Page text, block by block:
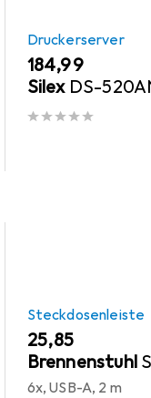
Druckerserver
EUR
184,99
Silex DS-
Steckdosenleiste
EUR
25,85
Brennenstuhl
6x, USB-A, 2 m